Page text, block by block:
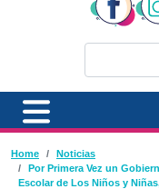
Ruta de
Home
Noticias
Por Primera Vez un
Escolar de Los Niños y